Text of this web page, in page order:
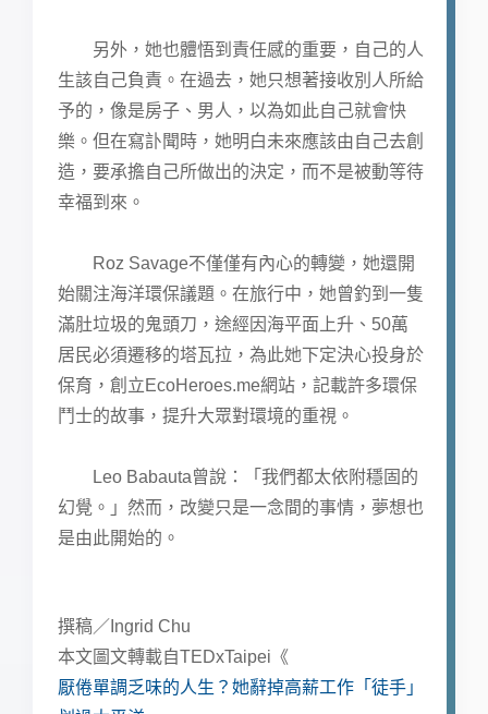
另外，她也體悟到責任感的重要，自己的人
生該自己負責。在過去，她只想著接收別人所給
予的，像是房子、男人，以為如此自己就會快
樂。但在寫訃聞時，她明白未來應該由自己去創
造，要承擔自己所做出的決定，而不是被動等待
幸福到來。
Roz Savage不僅僅有內心的轉變，她還開
始關注海洋環保議題。在旅行中，她曾釣到一隻
滿肚垃圾的鬼頭刀，途經因海平面上升、50萬
居民必須遷移的塔瓦拉，為此她下定決心投身於
保育，創立EcoHeroes.me網站，記載許多環保
鬥士的故事，提升大眾對環境的重視。
Leo Babauta曾說：「我們都太依附穩固的
幻覺。」然而，改變只是一念間的事情，夢想也
是由此開始的。
撰稿／Ingrid Chu
本文圖文轉載自TEDxTaipei《
厭倦單調乏味的人生？她辭掉高薪工作「徒手」